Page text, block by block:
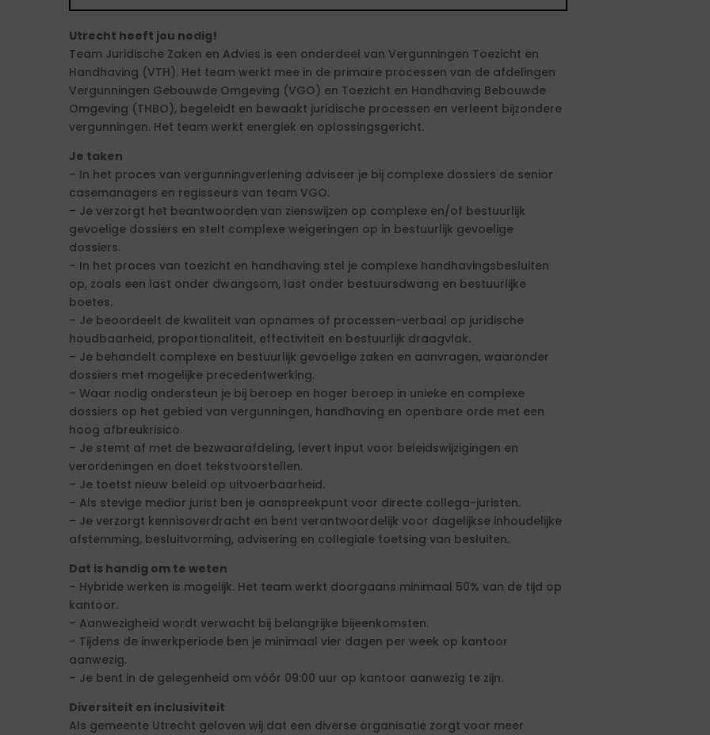
Utrecht heeft jou nodig!
Team Juridische Zaken en Advies is een onderdeel van Vergunningen Toezicht en
Handhaving (VTH). Het team werkt mee in de primaire processen van de afdelingen
Vergunningen Gebouwde Omgeving (VGO) en Toezicht en Handhaving Bebouwde
Omgeving (THBO), begeleidt en bewaakt juridische processen en verleent bijzondere
vergunningen. Het team werkt energiek en oplossingsgericht.
Je taken
– In het proces van vergunningverlening adviseer je bij complexe dossiers de senior
casemanagers en regisseurs van team VGO.
– Je verzorgt het beantwoorden van zienswijzen op complexe en/of bestuurlijk
gevoelige dossiers en stelt complexe weigeringen op in bestuurlijk gevoelige
dossiers.
– In het proces van toezicht en handhaving stel je complexe handhavingsbesluiten
op, zoals een last onder dwangsom, last onder bestuursdwang en bestuurlijke
boetes.
– Je beoordeelt de kwaliteit van opnames of processen-verbaal op juridische
houdbaarheid, proportionaliteit, effectiviteit en bestuurlijk draagvlak.
– Je behandelt complexe en bestuurlijk gevoelige zaken en aanvragen, waaronder
dossiers met mogelijke precedentwerking.
– Waar nodig ondersteun je bij beroep en hoger beroep in unieke en complexe
dossiers op het gebied van vergunningen, handhaving en openbare orde met een
hoog afbreukrisico.
– Je stemt af met de bezwaarafdeling, levert input voor beleidswijzigingen en
verordeningen en doet tekstvoorstellen.
– Je toetst nieuw beleid op uitvoerbaarheid.
– Als stevige medior jurist ben je aanspreekpunt voor directe collega-juristen.
– Je verzorgt kennisoverdracht en bent verantwoordelijk voor dagelijkse inhoudelijke
afstemming, besluitvorming, advisering en collegiale toetsing van besluiten.
Dat is handig om te weten
– Hybride werken is mogelijk. Het team werkt doorgaans minimaal 50% van de tijd op
kantoor.
– Aanwezigheid wordt verwacht bij belangrijke bijeenkomsten.
– Tijdens de inwerkperiode ben je minimaal vier dagen per week op kantoor
aanwezig.
– Je bent in de gelegenheid om vóór 09:00 uur op kantoor aanwezig te zijn.
Diversiteit en inclusiviteit
Als gemeente Utrecht geloven wij dat een diverse organisatie zorgt voor meer